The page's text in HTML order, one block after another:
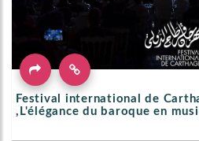
Festival international de
,L'élégance du baroque en